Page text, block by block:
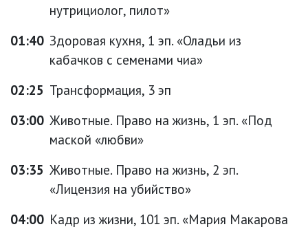
нутрициолог, пилот»
01:40 Здоровая кухня, 1 эп. «Оладьи из
кабачков с семенами чиа»
02:25 Трансформация, 3 эп
03:00 Животные. Право на жизнь, 1 эп. «Под
маской «любви»
03:35 Животные. Право на жизнь, 2 эп.
«Лицензия на убийство»
04:00 Кадр из жизни, 101 эп. «Мария Макарова